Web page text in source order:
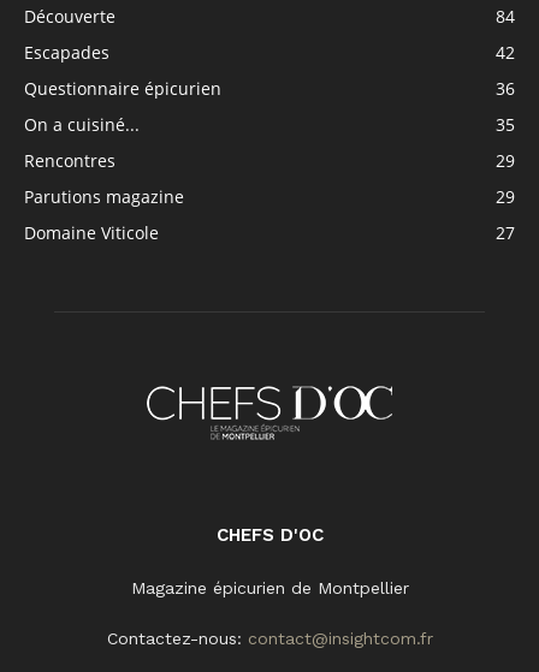
Découverte
84
Escapades
42
Questionnaire épicurien
36
On a cuisiné...
35
Rencontres
29
Parutions magazine
29
Domaine Viticole
27
CHEFS D'OC
Magazine épicurien de Montpellier
Contactez-nous: contact@insightcom.fr